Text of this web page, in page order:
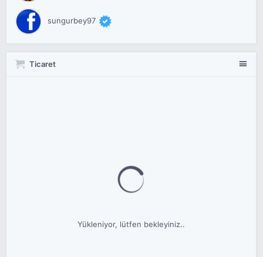
sungurbey97
Ticaret
Yükleniyor, lütfen bekleyiniz..